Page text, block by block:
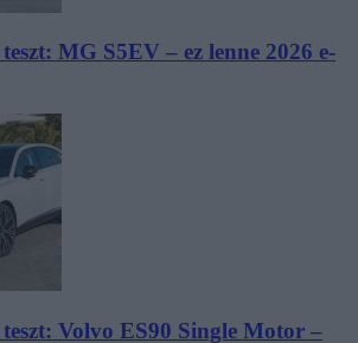
MG S5EV – ez lenne 2026 e-
Volvo ES90 Single Motor –